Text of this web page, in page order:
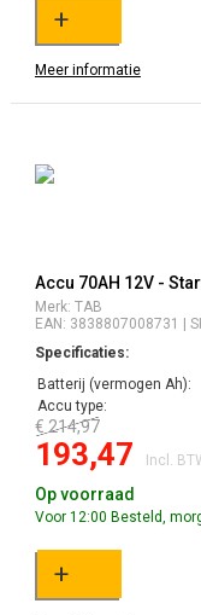
+
Meer informatie
Accu 70AH 12V -
Merk: TAB
EAN: 3838807008731 |
Specificaties:
Batterij (vermogen Ah):
Accu type:
€ 214,97
193,47 Incl.
Op voorraad
Voor 12:00 Besteld,
+